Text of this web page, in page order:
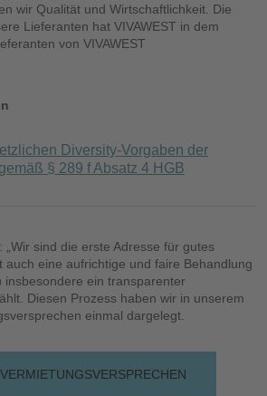
wir Qualität und Wirtschaftlichkeit. Die
Lieferanten hat VIVAWEST in dem
von VIVAWEST
Diversity-Vorgaben der
§ 289 f Absatz 4 HGB
„Wir sind die erste Adresse für gutes
auch eine aufrichtige und faire Behandlung
insbesondere ein transparenter
Diesen Prozess haben wir in unserem
einmal dargelegt.